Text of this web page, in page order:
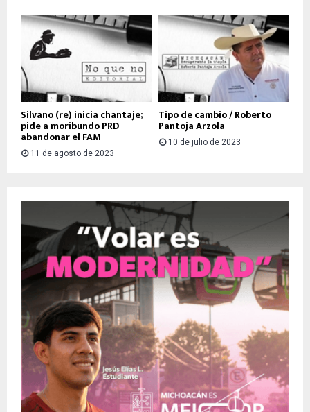
Silvano (re) inicia chantaje;
pide a moribundo PRD
abandonar el FAM
11 de agosto de 2023
Tipo de cambio / Roberto
Pantoja Arzola
10 de julio de 2023